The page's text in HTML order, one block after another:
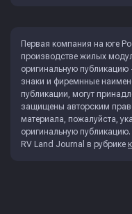
Первая компания на юге
производстве жилых
оригинальную публикацию
знаки и фиремнные
публикации, могут
защищены авторским
материала, пожалуйста,
оригинальную
RV Land Journal в рубрике